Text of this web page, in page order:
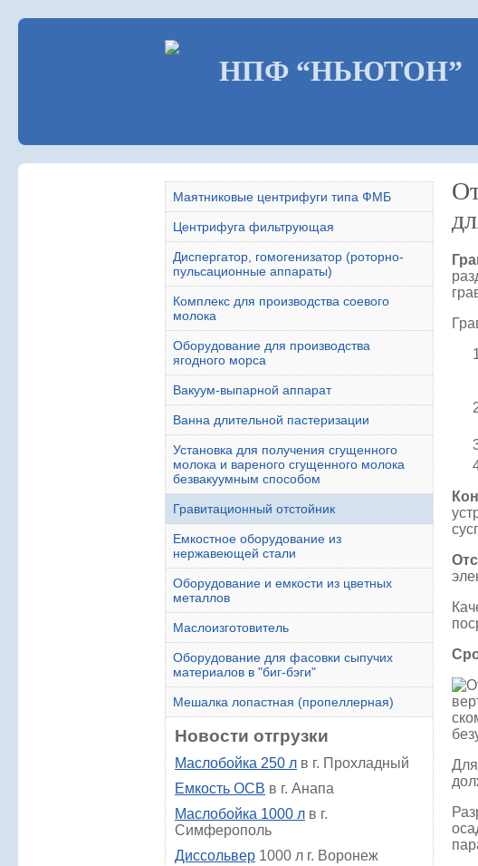
НПФ “НЬЮТОН”
Маятниковые центрифуги типа ФМБ
Центрифуга фильтрующая
Диспергатор, гомогенизатор (роторно-
пульсационные аппараты)
Комплекс для производства соевого
молока
Оборудование для производства
ягодного морса
Вакуум-выпарной аппарат
Ванна длительной пастеризации
Установка для получения сгущенного
молока и вареного сгущенного молока
безвакуумным способом
Гравитационный отстойник
Емкостное оборудование из
нержавеющей стали
Оборудование и емкости из цветных
металлов
Маслоизготовитель
Оборудование для фасовки сыпучих
материалов в "биг-бэги"
Мешалка лопастная (пропеллерная)
Новости отгрузки
Маслобойка 250 л в г. Прохладный
Емкость ОСВ в г. Анапа
Маслобойка 1000 л в г.
Симферополь
Диссольвер 1000 л г. Воронеж